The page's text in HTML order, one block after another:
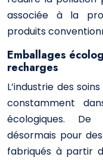
associée à la
produits
Emballages
recharges
L’industrie des
constamment
écologiques.
désormais pour
fabriqués à partir